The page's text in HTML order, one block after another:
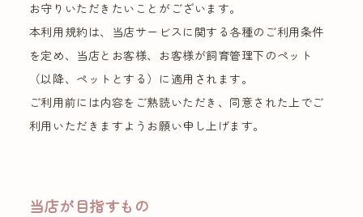
お守りいただきたいことがございます。
本利用規約は、当店サービスに関する各種のご利用条件
を定め、当店とお客様、お客様が飼育管理下のペット
（以降、ペットとする）に適用されます。
ご利用前には内容をご熟読いただき、同意された上でご
利用いただきますようお願い申し上げます。
当店が目指すもの